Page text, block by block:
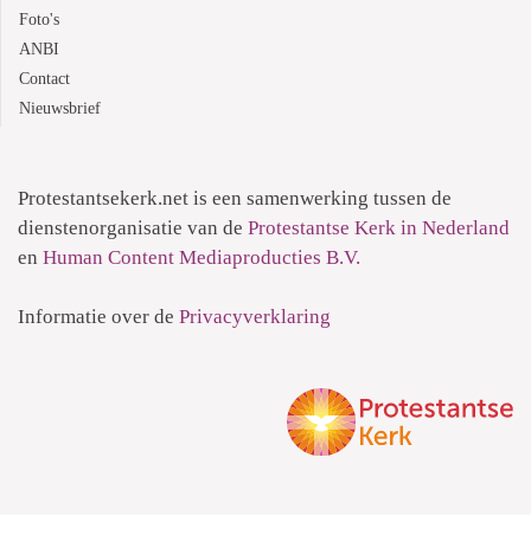
Foto's
ANBI
Contact
Nieuwsbrief
Protestantsekerk.net is een samenwerking tussen de
dienstenorganisatie van de Protestantse Kerk in Nederland
en Human Content Mediaproducties B.V.
Informatie over de Privacyverklaring